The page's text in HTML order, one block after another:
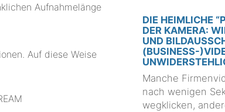
Aufnahmelänge
Auf diese Weise
DIE HEIMLICHE
DER KAMERA:
UND
(BUSINESS-
Manche
nach wenigen
wegklicken,